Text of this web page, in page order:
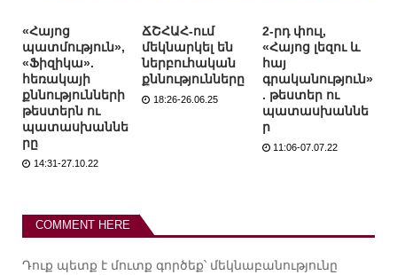
«Հայոց
պատմություն»,
«Ֆիզիկա».
հեռակայի
քննությունների
թեստերն ու
պատասխաննե
րը
14:31-27.10.22
ՃՇՀԱՀ-ում
մեկնարկել են
ներբուհական
քննությունները
18:26-26.06.25
2-րդ փուլ,
«Հայոց լեզու և
հայ
գրականություն»
. թեստեր ու
պատասխաննե
ր
11:06-07.07.22
COMMENT HERE
Դուք պետք է մուտք գործեք՝ մեկնաբանությունը